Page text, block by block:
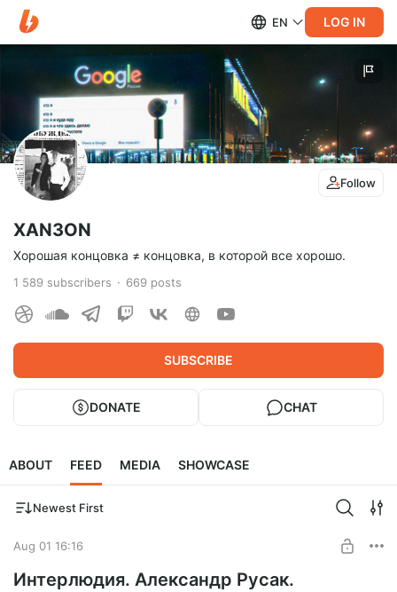
EN LOG IN
Follow
XAN3ON
Хорошая концовка ≠ концовка, в которой все хорошо.
1 589 subscribers 669 posts
SUBSCRIBE
DONATE CHAT
ABOUT FEED MEDIA SHOWCASE
Newest First
Aug 01 16:16
Интерлюдия. Александр Русак.